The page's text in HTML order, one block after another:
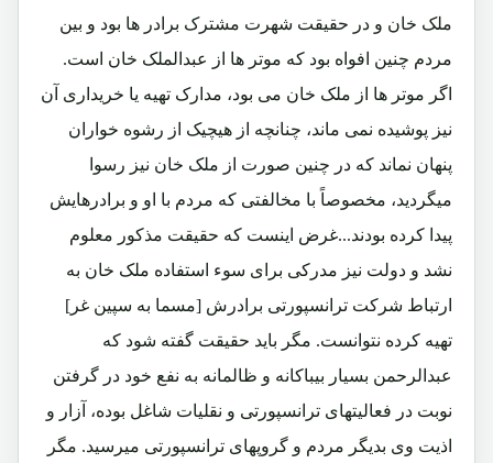
ملک خان و در حقیقت شهرت مشترک برادر ها بود و بین
مردم چنین افواه بود که موتر ها از عبدالملک خان است.
اگر موتر ها از ملک خان می بود، مدارک تهیه یا خریداری آن
نیز پوشیده نمی ماند، چنانچه از هیچیک از رشوه خواران
پنهان نماند که در چنین صورت از ملک خان نیز رسوا
میگردید، مخصوصاً با مخالفتی که مردم با او و برادرهایش
پیدا کرده بودند...غرض اینست که حقیقت مذکور معلوم
نشد و دولت نیز مدرکی برای سوء استفاده ملک خان به
ارتباط شرکت ترانسپورتی برادرش [مسما به سپین غر]
تهیه کرده نتوانست. مگر باید حقیقت گفته شود که
عبدالرحمن بسیار بیباکانه و ظالمانه به نفع خود در گرفتن
نوبت در فعالیتهای ترانسپورتی و نقلیات شاغل بوده، آزار و
اذیت وی بدیگر مردم و گروپهای ترانسپورتی میرسید. مگر